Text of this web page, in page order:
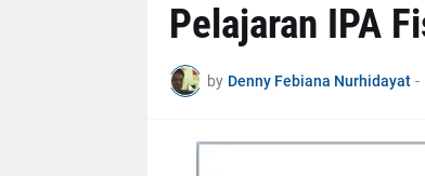
Pelajaran IPA
by Denny Febiana Nurhidayat -